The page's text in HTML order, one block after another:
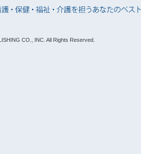
CO., INC. All Rights Reserved.